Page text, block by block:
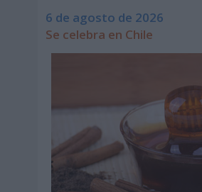
6 de agosto de 2026
Se celebra en Chile